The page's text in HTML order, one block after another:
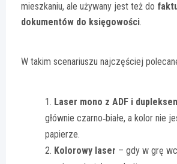
mieszkaniu, ale używany jest też do
dokumentów do księgowości.
W takim scenariuszu najczęściej
Laser mono z ADF i
głównie czarno‑białe, a kolor nie
papierze.
Kolorowy laser – gdy w grę